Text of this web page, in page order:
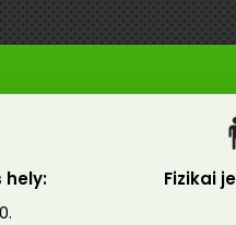
hely:
Fizikai